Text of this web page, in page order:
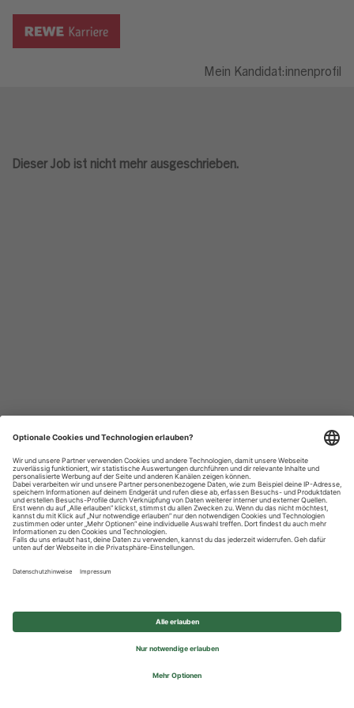
Mein Kandidat:innenprofil
Dieser Job ist nicht mehr ausgeschrieben.
Datenschutzhinweise
Impressum
Privatsphäre-Einstellungen
© 2026 REWE Group - All rights reserved